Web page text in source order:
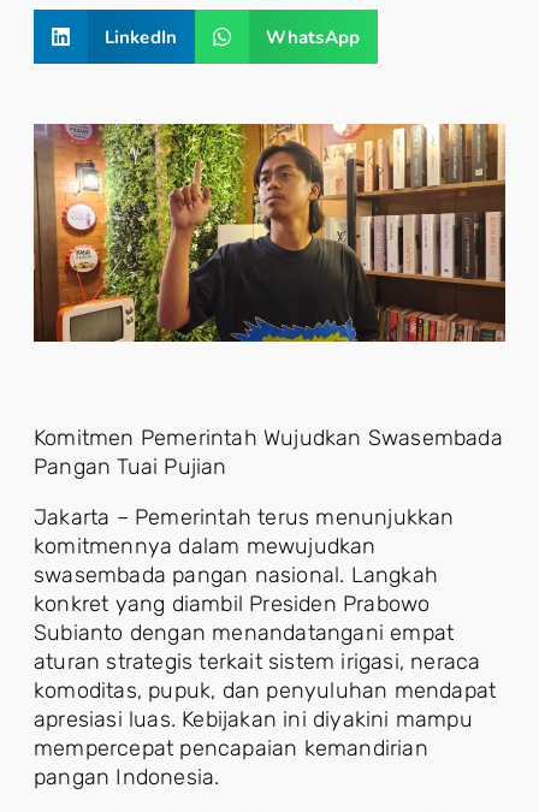
LinkedIn WhatsApp
Komitmen Pemerintah Wujudkan Swasembada
Pangan Tuai Pujian
Jakarta – Pemerintah terus menunjukkan
komitmennya dalam mewujudkan
swasembada pangan nasional. Langkah
konkret yang diambil Presiden Prabowo
Subianto dengan menandatangani empat
aturan strategis terkait sistem irigasi, neraca
komoditas, pupuk, dan penyuluhan mendapat
apresiasi luas. Kebijakan ini diyakini mampu
mempercepat pencapaian kemandirian
pangan Indonesia.